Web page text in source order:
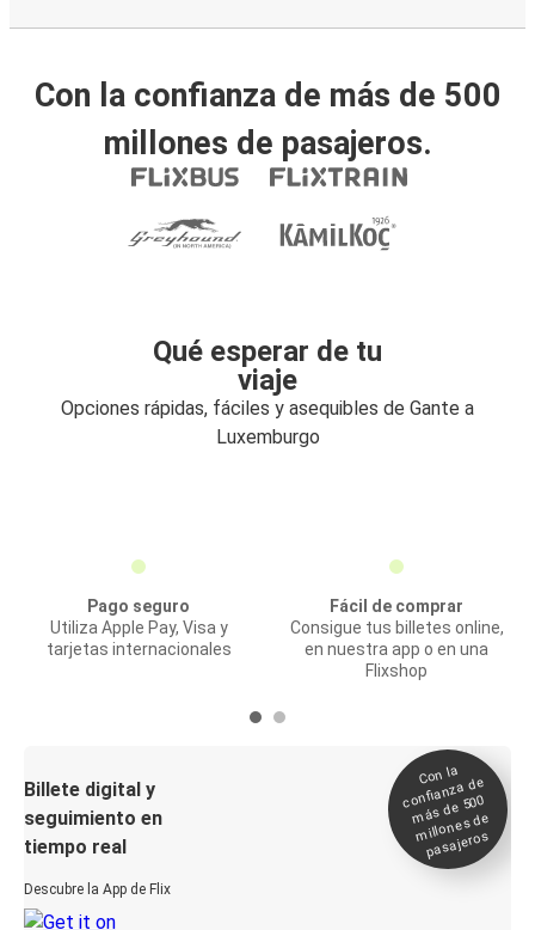
Con la confianza de más de 500
millones de pasajeros.
Qué esperar de tu
viaje
Opciones rápidas, fáciles y asequibles de Gante a
Luxemburgo
Pago seguro
Utiliza Apple Pay, Visa y
tarjetas internacionales
Fácil de comprar
Consigue tus billetes online,
en nuestra app o en una
Flixshop
Billete digital y
seguimiento en
tiempo real
Descubre la App de Flix
Con la
confianza de
más de 500
millones de
pasajeros